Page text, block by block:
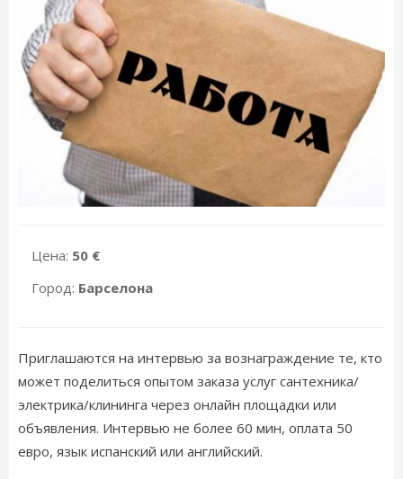
Цена: 50 €
Город: Барселона
Приглашаются на интервью за вознаграждение те, кто
может поделиться опытом заказа услуг сантехника/
электрика/клининга через онлайн площадки или
объявления. Интервью не более 60 мин, оплата 50
евро, язык испанский или английский.